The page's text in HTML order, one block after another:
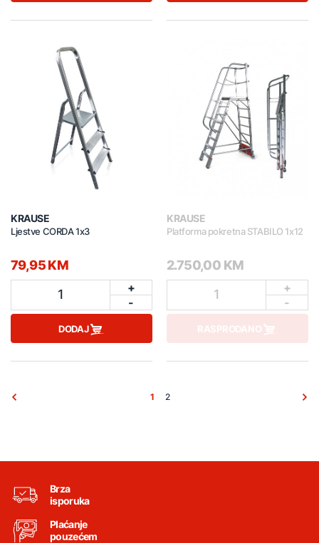
KRAUSE
Ljestve CORDA 1x3
79,95 KM
1
+
-
DODAJ
KRAUSE
Platforma pokretna STABILO 1x12
2.750,00 KM
1
+
-
RASPRODANO
1 2
Brza
isporuka
Plaćanje
pouzećem